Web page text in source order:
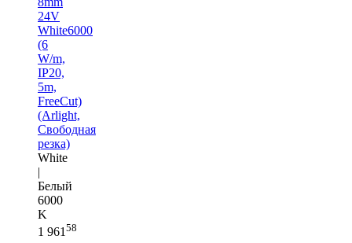
24V
White6000
(6
W/m,
IP20,
5m,
FreeCut)
(Arlight,
Свободная
резка)
White
|
Белый
6000
K
1 961 58